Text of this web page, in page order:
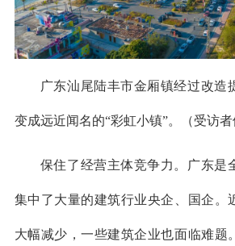
广东汕尾陆丰市金厢镇经过改造
变成远近闻名的“彩虹小镇”。（受访者
保住了经营主体竞争力。广东是
集中了大量的建筑行业央企、国企。
大幅减少，一些建筑企业也面临难题